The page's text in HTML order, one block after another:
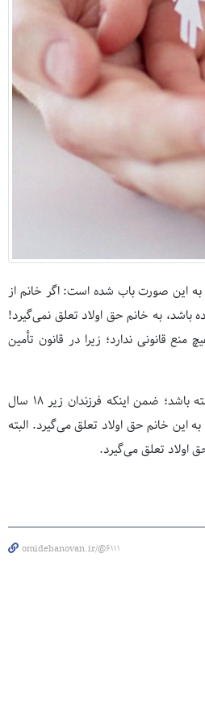
این صورت باب شده است: اگر خانم از
به خانم حق اولاد تعلق نمی‌گیرد!
قانونی ندارد؛ زیرا در قانون تأمین
برای دریافت حق اولاد کافی‌است که بانوان ۷۲۰ روز به صورت اجباری سابقه بیمه داشته باشد؛ ضمن اینکه فرزندان زیر ۱۸ سال
این خانم حق اولاد تعلق می‌گیرد. البته
اولاد تعلق می‌گیرد.
omidebanovan.ir/@6111